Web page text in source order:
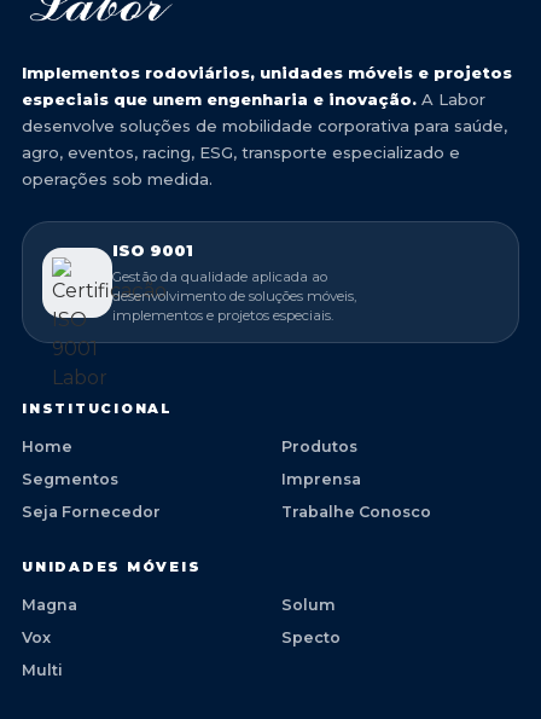
Implementos rodoviários, unidades móveis e projetos
especiais que unem engenharia e inovação. A Labor
desenvolve soluções de mobilidade corporativa para saúde,
agro, eventos, racing, ESG, transporte especializado e
operações sob medida.
ISO 9001
Gestão da qualidade aplicada ao
desenvolvimento de soluções móveis,
implementos e projetos especiais.
INSTITUCIONAL
Home
Produtos
Segmentos
Imprensa
Seja Fornecedor
Trabalhe Conosco
UNIDADES MÓVEIS
Magna
Solum
Vox
Specto
Multi